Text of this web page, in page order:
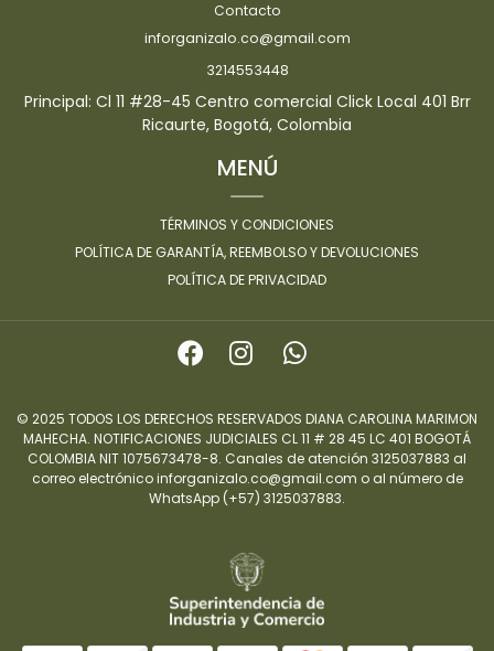
Contacto
inforganizalo.co@gmail.com
3214553448
Principal: Cl 11 #28-45 Centro comercial Click Local 401 Brr
Ricaurte, Bogotá, Colombia
MENÚ
TÉRMINOS Y CONDICIONES
POLÍTICA DE GARANTÍA, REEMBOLSO Y DEVOLUCIONES
POLÍTICA DE PRIVACIDAD
© 2025 TODOS LOS DERECHOS RESERVADOS DIANA CAROLINA MARIMON
MAHECHA. NOTIFICACIONES JUDICIALES CL 11 # 28 45 LC 401 BOGOTÁ
COLOMBIA NIT 1075673478-8. Canales de atención 3125037883 al
correo electrónico inforganizalo.co@gmail.com o al número de
WhatsApp (+57) 3125037883.